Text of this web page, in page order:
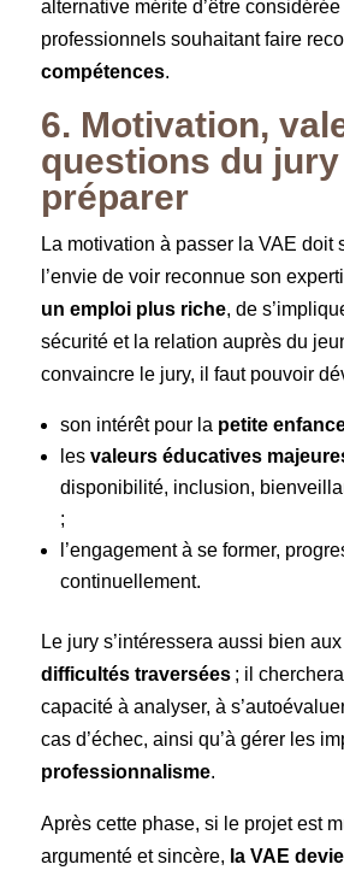
alternative mérite d’être
professionnels souhaitant faire
compétences.
6. Motivation,
questions du
préparer
La motivation à passer la VAE doit
l’envie de voir reconnue son
un emploi plus riche, de
sécurité et la relation auprès du
convaincre le jury, il faut pouvoir
son intérêt pour la petite
les valeurs éducatives
disponibilité, inclusion,
;
l’engagement à se former,
continuellement.
Le jury s’intéressera aussi bien
difficultés traversées ; il
capacité à analyser, à
cas d’échec, ainsi qu’à gérer les
professionnalisme.
Après cette phase, si le projet est
argumenté et sincère, la VAE